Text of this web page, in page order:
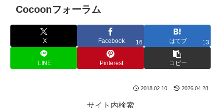
Cocoonフォーラム
X Facebook 16 はてブ 13
LINE Pinterest コピー
2018.02.10 2026.04.28
サイト内検索